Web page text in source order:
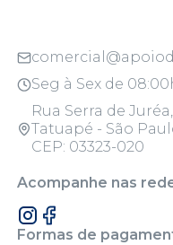
Seg à Sex de
Rua Serra de
Tatuapé - São
CEP: 03323-020
Acompanhe nas
Formas de